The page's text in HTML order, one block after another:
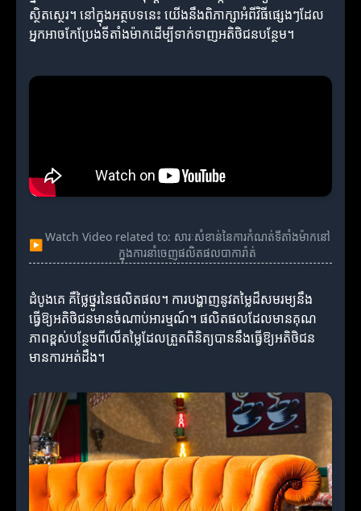
ស្ថិតស្ថេរ។ នៅក្នុងអត្ថបទនេះ យើងនឹងពិភាក្សាអំពីវិធីផ្សេងៗដែល
អ្នកអាចកែប្រែងទីតាំងម៉ាកដើម្បីទាក់ទាញអតិថិជនបន្ថែម។
▶
Watch Video related to: សារៈសំខាន់នៃការកំណត់ទីតាំងម៉ាកនៅ
ក្នុងការនាំចេញផលិតផលបាការ៉ាត់
ដំបូងគេ គឺថ្លៃថ្នូរនៃផលិតផល។ ការបង្ហាញនូវតម្លៃដ៏សមរម្យនឹង
ធ្វើឱ្យអតិថិជនមានចំណាប់អារម្មណ៍។ ផលិតផលដែលមានគុណ
ភាពខ្ពស់បន្ថែមពីលើតម្លៃដែលត្រួតពិនិត្យបាននឹងធ្វើឱ្យអតិថិជន
មានការ​អត់ដឹង។